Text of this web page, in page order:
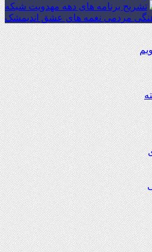
تشریح برنامه های دهه مهدویت شبکه
مردمی نغمه های عشق اندیمشک